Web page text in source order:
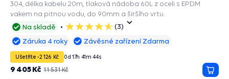
Na skladě
5
hvězdiček
(3)
304, délka kabelu 20m, tlaková nádoba 60L z oceli s EPDM
vakem na pitnou vodu, do 90mm a širšího vrtu.
Záruka 4 roky Závěsné zařízení Zdarma
Ušetříte -2 126 Kč 0d 17h 41m 43s
11 531 Kč
9 405 Kč